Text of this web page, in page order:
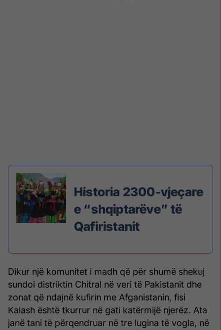
Historia 2300-vjeçare
e “shqiptarëve” të
Qafiristanit
Dikur një komunitet i madh që për shumë shekuj
sundoi distriktin Chitral në veri të Pakistanit dhe
zonat që ndajnë kufirin me Afganistanin, fisi
Kalash është tkurrur në gati katërmijë njerëz. Ata
janë tani të përqendruar në tre lugina të vogla, në